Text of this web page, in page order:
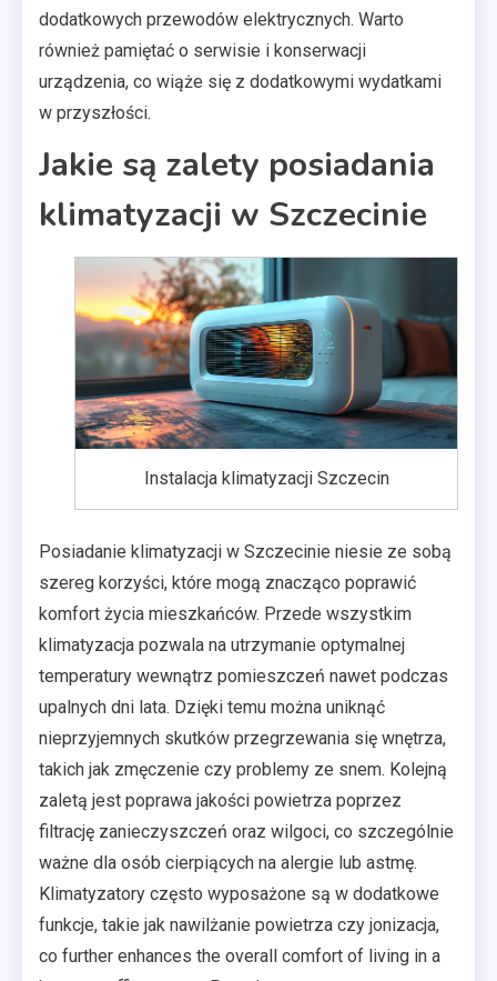
dodatkowych przewodów elektrycznych. Warto
również pamiętać o serwisie i konserwacji
urządzenia, co wiąże się z dodatkowymi wydatkami
w przyszłości.
Jakie są zalety posiadania
klimatyzacji w Szczecinie
Instalacja klimatyzacji Szczecin
Posiadanie klimatyzacji w Szczecinie niesie ze sobą
szereg korzyści, które mogą znacząco poprawić
komfort życia mieszkańców. Przede wszystkim
klimatyzacja pozwala na utrzymanie optymalnej
temperatury wewnątrz pomieszczeń nawet podczas
upalnych dni lata. Dzięki temu można uniknąć
nieprzyjemnych skutków przegrzewania się wnętrza,
takich jak zmęczenie czy problemy ze snem. Kolejną
zaletą jest poprawa jakości powietrza poprzez
filtrację zanieczyszczeń oraz wilgoci, co szczególnie
ważne dla osób cierpiących na alergie lub astmę.
Klimatyzatory często wyposażone są w dodatkowe
funkcje, takie jak nawilżanie powietrza czy jonizacja,
co further enhances the overall comfort of living in a